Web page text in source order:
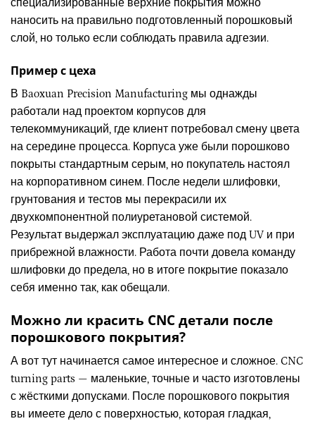
специализированные верхние покрытия можно
наносить на правильно подготовленный порошковый
слой, но только если соблюдать правила адгезии.
Пример с цеха
В Baoxuan Precision Manufacturing мы однажды
работали над проектом корпусов для
телекоммуникаций, где клиент потребовал смену цвета
на середине процесса. Корпуса уже были порошково
покрыты стандартным серым, но покупатель настоял
на корпоративном синем. После недели шлифовки,
грунтования и тестов мы перекрасили их
двухкомпонентной полиуретановой системой.
Результат выдержал эксплуатацию даже под UV и при
прибрежной влажности. Работа почти довела команду
шлифовки до предела, но в итоге покрытие показало
себя именно так, как обещали.
Можно ли красить CNC детали после
порошкового покрытия?
А вот тут начинается самое интересное и сложное. CNC
turning parts — маленькие, точные и часто изготовлены
с жёсткими допусками. После порошкового покрытия
вы имеете дело с поверхностью, которая гладкая,